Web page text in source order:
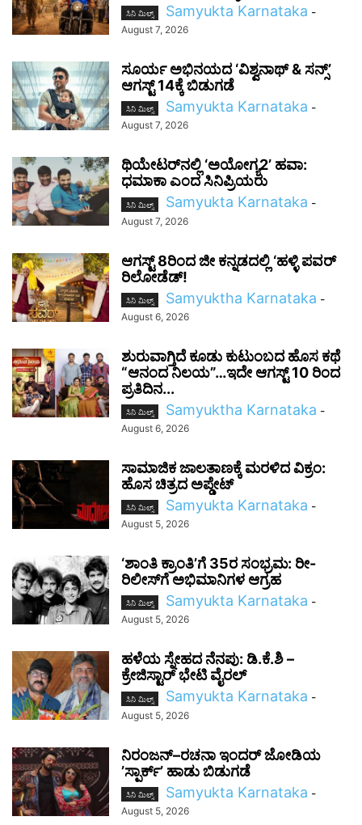
ಸಿನಿ ಮಿಲ್ಸ್ Samyukta Karnataka -
August 7, 2026
ಸೂರ್ಯ ಅಭಿನಯದ ‘ವಿಶ್ವನಾಥ್ & ಸನ್ಸ್’
ಆಗಸ್ಟ್ 14ಕ್ಕೆ ಬಿಡುಗಡೆ
ಸಿನಿ ಮಿಲ್ಸ್ Samyukta Karnataka -
August 7, 2026
ಥಿಯೇಟರ್‌ನಲ್ಲಿ ‘ಅಯೋಗ್ಯ2’ ಹವಾ:
ಧಮಾಕಾ ಎಂದ ಸಿನಿಪ್ರಿಯರು
ಸಿನಿ ಮಿಲ್ಸ್ Samyukta Karnataka -
August 7, 2026
ಆಗಸ್ಟ್ 8ರಿಂದ ಜೀ ಕನ್ನಡದಲ್ಲಿ ‘ಹಳ್ಳಿ ಪವರ್
ರಿಲೋಡೆಡ್!
ಸಿನಿ ಮಿಲ್ಸ್ Samyuktha Karnataka -
August 6, 2026
ಶುರುವಾಗ್ತಿದೆ ಕೂಡು ಕುಟುಂಬದ ಹೊಸ ಕಥೆ
“ಆನಂದ ನಿಲಯ”…ಇದೇ ಆಗಸ್ಟ್ 10 ರಿಂದ
ಪ್ರತಿದಿನ...
ಸಿನಿ ಮಿಲ್ಸ್ Samyuktha Karnataka -
August 6, 2026
ಸಾಮಾಜಿಕ ಜಾಲತಾಣಕ್ಕೆ ಮರಳಿದ ವಿಕ್ರಂ:
ಹೊಸ ಚಿತ್ರದ ಅಪ್ಡೇಟ್
ಸಿನಿ ಮಿಲ್ಸ್ Samyukta Karnataka -
August 5, 2026
‘ಶಾಂತಿ ಕ್ರಾಂತಿ’ಗೆ 35ರ ಸಂಭ್ರಮ: ರೀ-
ರಿಲೀಸ್‌ಗೆ ಅಭಿಮಾನಿಗಳ ಆಗ್ರಹ
ಸಿನಿ ಮಿಲ್ಸ್ Samyukta Karnataka -
August 5, 2026
ಹಳೆಯ ಸ್ನೇಹದ ನೆನಪು: ಡಿ.ಕೆ.ಶಿ –
ಕ್ರೇಜಿಸ್ಟಾರ್‌ ಭೇಟಿ ವೈರಲ್
ಸಿನಿ ಮಿಲ್ಸ್ Samyukta Karnataka -
August 5, 2026
ನಿರಂಜನ್–ರಚನಾ ಇಂದರ್ ಜೋಡಿಯ
ʼಸ್ಪಾರ್ಕ್’ ಹಾಡು ಬಿಡುಗಡೆ
ಸಿನಿ ಮಿಲ್ಸ್ Samyukta Karnataka -
August 5, 2026